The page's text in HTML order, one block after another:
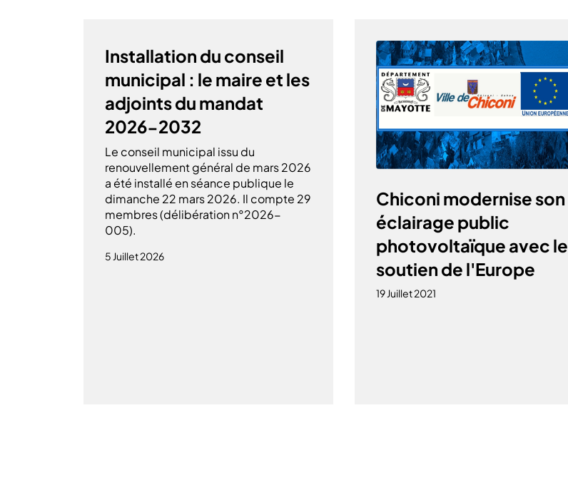
Installation du conseil
municipal : le maire et les
adjoints du mandat
2026-2032
Le conseil municipal issu du
renouvellement général de mars 2026
a été installé en séance publique le
dimanche 22 mars 2026. Il compte 29
membres (délibération n°2026-
005).
5 Juillet 2026
Chiconi modernise son
éclairage public
photovoltaïque avec le
soutien de l'Europe
19 Juillet 2021